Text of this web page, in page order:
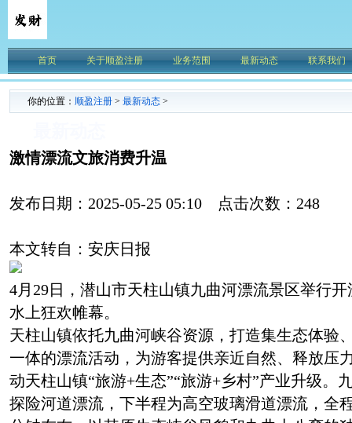
首页 关于顺盈注册 业务范围 最新动态 联系我们
你的位置： 顺盈注册 > 最新动态 >
激情漂流文旅消费升温
发布日期：2025-05-25 05:10 点击次数：248
本文转自：安庆日报
4月29日，潜山市天柱山镇九曲河漂流景区举行
水上狂欢帷幕。
天柱山镇依托九曲河峡谷资源，打造集生态体验
一体的漂流活动，为游客提供亲近自然、释放压
动天柱山镇“旅游+生态”“旅游+乡村”产业升级。
探险河道漂流，下半程为高空玻璃滑道漂流，全